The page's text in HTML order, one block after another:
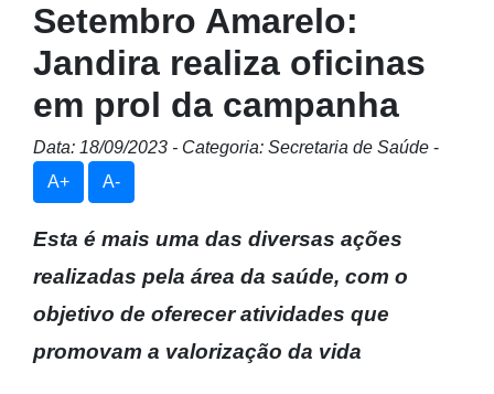
Setembro Amarelo:
Jandira realiza oficinas
em prol da campanha
Data: 18/09/2023 - Categoria: Secretaria de Saúde -
A+
A-
Esta é mais uma das diversas ações
realizadas pela área da saúde, com o
objetivo de oferecer atividades que
promovam a valorização da vida